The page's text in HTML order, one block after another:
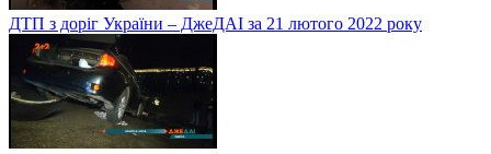
ДТП з доріг України – ДжеДАІ за 21 лютого 2022 року